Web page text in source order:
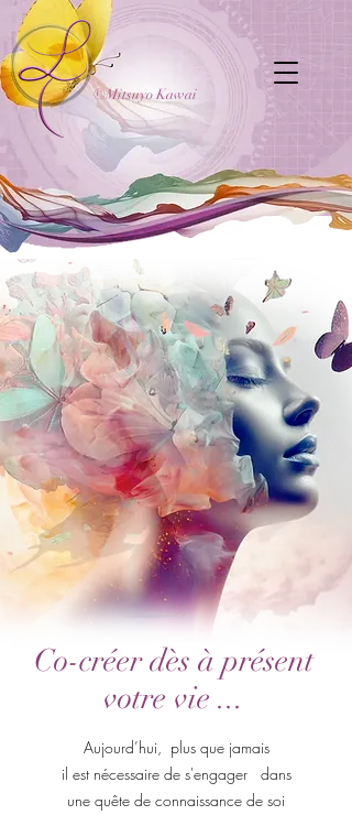
©Mitsuyo Kawai
Co-créer dès à présent
votre vie ...
Aujourd’hui, plus que jamais
il est nécessaire de s'engager dans
une quête de connaissance de soi